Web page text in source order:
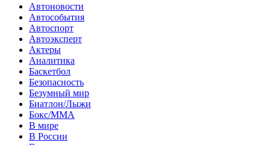
Автоновости
Автособытия
Автоспорт
Автоэксперт
Актеры
Аналитика
Баскетбол
Безопасность
Безумный мир
Биатлон/Лыжи
Бокс/MMA
В мире
В России